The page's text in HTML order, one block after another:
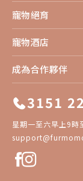
寵物絕育
寵物酒店
成為合作夥伴
3151
星期一至六早上9時